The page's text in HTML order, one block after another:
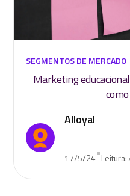
SEGMENTOS DE MERCADO
Marketing
Alloyal
17/5/24•Leitura: